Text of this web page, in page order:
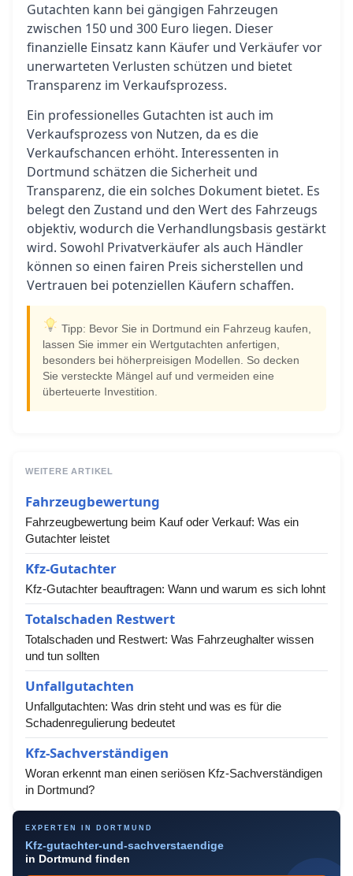
Gutachten kann bei gängigen Fahrzeugen
zwischen 150 und 300 Euro liegen. Dieser
finanzielle Einsatz kann Käufer und Verkäufer vor
unerwarteten Verlusten schützen und bietet
Transparenz im Verkaufsprozess.
Ein professionelles Gutachten ist auch im
Verkaufsprozess von Nutzen, da es die
Verkaufschancen erhöht. Interessenten in
Dortmund schätzen die Sicherheit und
Transparenz, die ein solches Dokument bietet. Es
belegt den Zustand und den Wert des Fahrzeugs
objektiv, wodurch die Verhandlungsbasis gestärkt
wird. Sowohl Privatverkäufer als auch Händler
können so einen fairen Preis sicherstellen und
Vertrauen bei potenziellen Käufern schaffen.
Tipp: Bevor Sie in Dortmund ein Fahrzeug kaufen,
lassen Sie immer ein Wertgutachten anfertigen,
besonders bei höherpreisigen Modellen. So decken
Sie versteckte Mängel auf und vermeiden eine
überteuerte Investition.
WEITERE ARTIKEL
Fahrzeugbewertung
Fahrzeugbewertung beim Kauf oder Verkauf: Was ein
Gutachter leistet
Kfz-Gutachter
Kfz-Gutachter beauftragen: Wann und warum es sich lohnt
Totalschaden Restwert
Totalschaden und Restwert: Was Fahrzeughalter wissen
und tun sollten
Unfallgutachten
Unfallgutachten: Was drin steht und was es für die
Schadenregulierung bedeutet
Kfz-Sachverständigen
Woran erkennt man einen seriösen Kfz-Sachverständigen
in Dortmund?
EXPERTEN IN DORTMUND
Kfz-gutachter-und-sachverstaendige
in Dortmund finden